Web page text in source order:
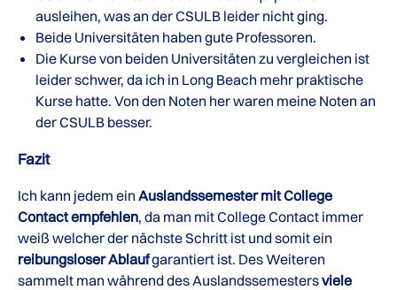
ausleihen, was an der CSULB leider nicht ging.
Beide Universitäten haben gute Professoren.
Die Kurse von beiden Universitäten zu vergleichen ist
leider schwer, da ich in Long Beach mehr praktische
Kurse hatte. Von den Noten her waren meine Noten an
der CSULB besser.
Fazit
Ich kann jedem ein Auslandssemester mit College
Contact empfehlen, da man mit College Contact immer
weiß welcher der nächste Schritt ist und somit ein
reibungsloser Ablaufgarantiert ist. Des Weiteren
sammelt man während des Auslandssemestersviele